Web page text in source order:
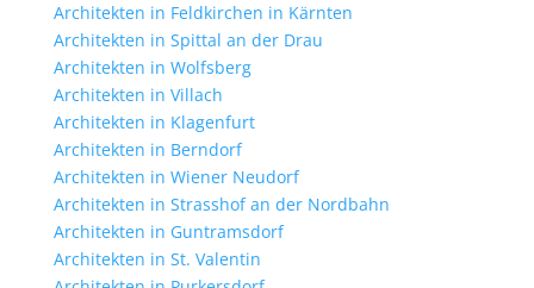
Architekten in Feldkirchen in Kärnten
Architekten in Spittal an der Drau
Architekten in Wolfsberg
Architekten in Villach
Architekten in Klagenfurt
Architekten in Berndorf
Architekten in Wiener Neudorf
Architekten in Strasshof an der Nordbahn
Architekten in Guntramsdorf
Architekten in St. Valentin